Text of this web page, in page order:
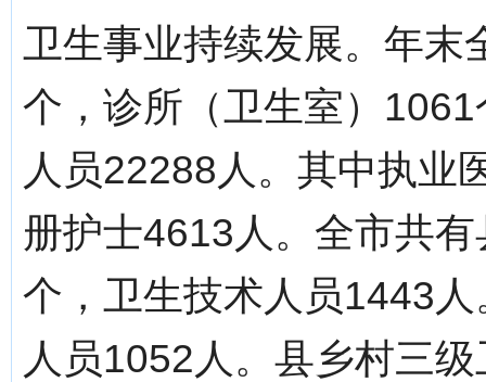
卫生事业持续发展。年
个，诊所（卫生室）
人员22288人。其中执业
册护士4613人。全市共
个，卫生技术人员1443
人员1052人。县乡村三